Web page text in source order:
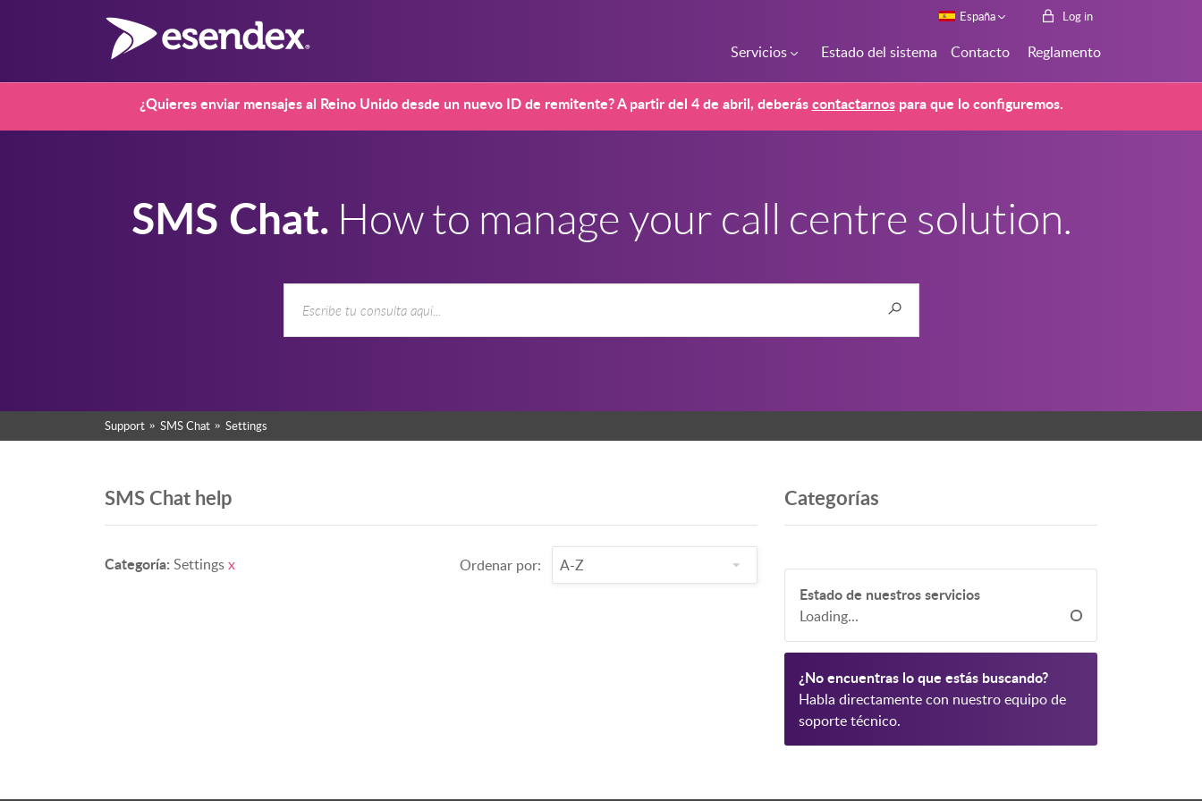
España Log in
Servicios Estado del sistema Contacto Reglamento
¿Quieres enviar mensajes al Reino Unido desde un nuevo ID de remitente? A partir del 4 de abril, deberáscontactarnospara que lo configuremos.
SMS Chat. How to manage your call centre solution.
Support SMS Chat Settings
SMS Chat help
Categoría: Settingsx Ordenar por:
Categorías
Estado de nuestros servicios
Loading...
¿No encuentras lo que estás buscando?
Habla directamente con nuestro equipo de
soporte técnico.